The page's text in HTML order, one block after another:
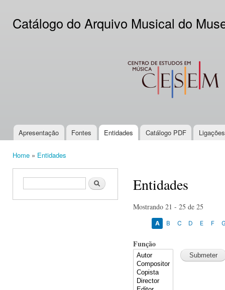
Catálogo do Arquivo Musical do
CESEM
Main menu
Apresentação Fontes Entidades Catálogo PDF
Home » Entidades
Search form Search Entidades
Mostrando 21 - 25 de 25
A B C D E F
Função